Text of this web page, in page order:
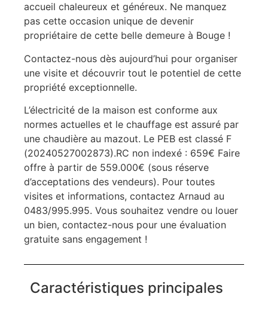
accueil chaleureux et généreux. Ne manquez
pas cette occasion unique de devenir
propriétaire de cette belle demeure à Bouge !
Contactez-nous dès aujourd’hui pour organiser
une visite et découvrir tout le potentiel de cette
propriété exceptionnelle.
L’électricité de la maison est conforme aux
normes actuelles et le chauffage est assuré par
une chaudière au mazout. Le PEB est classé F
(20240527002873).RC non indexé : 659€ Faire
offre à partir de 559.000€ (sous réserve
d’acceptations des vendeurs). Pour toutes
visites et informations, contactez Arnaud au
0483/995.995. Vous souhaitez vendre ou louer
un bien, contactez-nous pour une évaluation
gratuite sans engagement !
Caractéristiques principales